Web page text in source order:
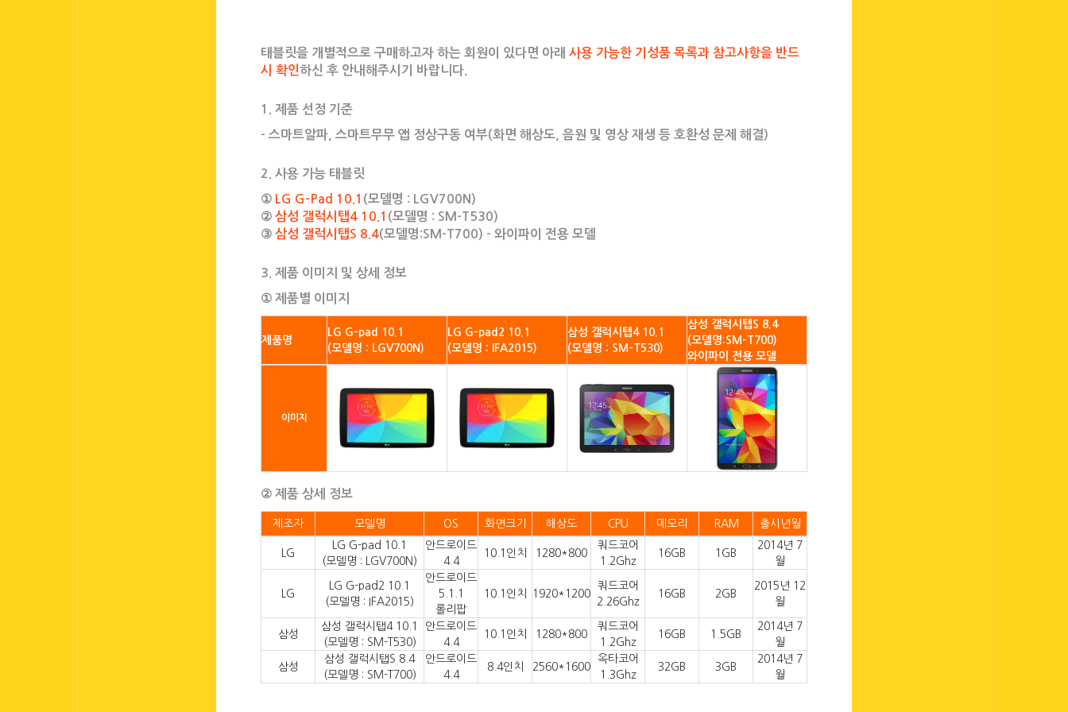
태블릿을 개별적으로 구매하고자 하는 회원이 있다면 아래 사용 가능한 기성품 목록과 참고사항을 반드
시 확인 하신 후 안내해주시기 바랍니다.
1. 제품 선정 기준
- 스마트알파, 스마트무무 앱 정상구동 여부(화면 해상도, 음원 및 영상 재생 등 호환성 문제 해결)
2. 사용 가능 태블릿
① LG G-Pad 10.1 (모델명 : LGV700N)
② 삼성 갤럭시탭4 10.1 (모델명 : SM-T530)
③ 삼성 갤럭시탭S 8.4(모델명:SM-T700) - 와이파이 전용 모델
3. 제품 이미지 및 상세 정보
① 제품별 이미지
제품명
LG G-pad 10.1
(모델명 : LGV700N)
LG G-pad2 10.1
(모델명 : IFA2015)
삼성 갤럭시탭4 10.1
(모델명 : SM-T530)
삼성 갤럭시탭S 8.4
(모델명:SM-T700)
와이파이 전용 모델
이미지
② 제품 상세 정보
제조자 모델명 OS 화면크기 해상도 CPU 메모리 RAM 출시년월
LG
LG G-pad 10.1
(모델명 : LGV700N)
안드로이드
4.4
10.1인치 1280*800
쿼드코어
1.2Ghz
16GB 1GB
2014년 7
월
LG
LG G-pad2 10.1
(모델명 : IFA2015)
안드로이드
5.1.1
롤리팝
10.1인치 1920*1200
쿼드코어
2.26Ghz
16GB 2GB
2015년 12
월
삼성
삼성 갤럭시탭4 10.1
(모델명 : SM-T530)
안드로이드
4.4
10.1인치 1280*800
쿼드코어
1.2Ghz
16GB 1.5GB
2014년 7
월
삼성
삼성 갤럭시탭S 8.4
(모델명 : SM-T700)
안드로이드
4.4
8.4인치 2560*1600
옥타코어
1.3Ghz
32GB 3GB
2014년 7
월